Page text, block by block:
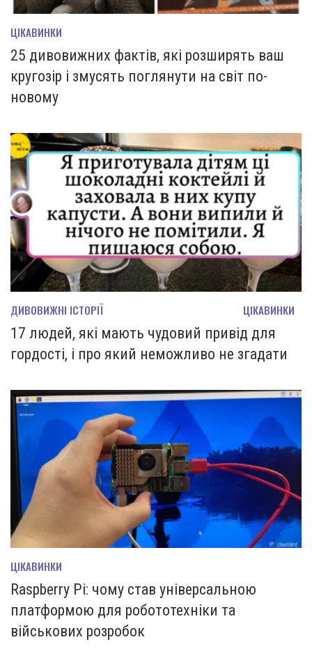
ЦІКАВИНКИ
25 дивовижних фактів, які розширять ваш
кругозір і змусять поглянути на світ по-
новому
ДИВОВИЖНІ ІСТОРІЇ ЦІКАВИНКИ
17 людей, які мають чудовий привід для
гордості, і про який неможливо не згадати
ЦІКАВИНКИ
Raspberry Pi: чому став універсальною
платформою для робототехніки та
військових розробок